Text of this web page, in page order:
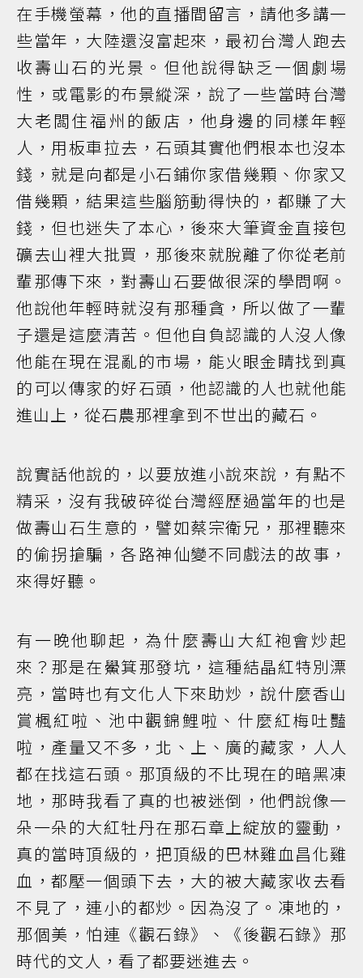
在手機螢幕，他的直播間留言，請他多講一
些當年，大陸還沒富起來，最初台灣人跑去
收壽山石的光景。但他說得缺乏一個劇場
性，或電影的布景縱深，說了一些當時台灣
大老闆住福州的飯店，他身邊的同樣年輕
人，用板車拉去，石頭其實他們根本也沒本
錢，就是向都是小石鋪你家借幾顆、你家又
借幾顆，結果這些腦筋動得快的，都賺了大
錢，但也迷失了本心，後來大筆資金直接包
礦去山裡大批買，那後來就脫離了你從老前
輩那傳下來，對壽山石要做很深的學問啊。
他說他年輕時就沒有那種貪，所以做了一輩
子還是這麼清苦。但他自負認識的人沒人像
他能在現在混亂的市場，能火眼金睛找到真
的可以傳家的好石頭，他認識的人也就他能
進山上，從石農那裡拿到不世出的藏石。
說實話他說的，以要放進小說來說，有點不
精采，沒有我破碎從台灣經歷過當年的也是
做壽山石生意的，譬如蔡宗衛兄，那裡聽來
的偷拐搶騙，各路神仙變不同戲法的故事，
來得好聽。
有一晚他聊起，為什麼壽山大紅袍會炒起
來？那是在鱟箕那發坑，這種結晶紅特別漂
亮，當時也有文化人下來助炒，說什麼香山
賞楓紅啦、池中觀錦鯉啦、什麼紅梅吐豔
啦，產量又不多，北、上、廣的藏家，人人
都在找這石頭。那頂級的不比現在的暗黑凍
地，那時我看了真的也被迷倒，他們說像一
朵一朵的大紅牡丹在那石章上綻放的靈動，
真的當時頂級的，把頂級的巴林雞血昌化雞
血，都壓一個頭下去，大的被大藏家收去看
不見了，連小的都炒。因為沒了。凍地的，
那個美，怕連《觀石錄》、《後觀石錄》那
時代的文人，看了都要迷進去。